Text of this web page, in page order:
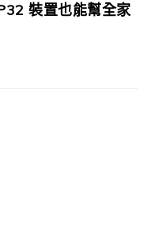
裝置也能幫全家